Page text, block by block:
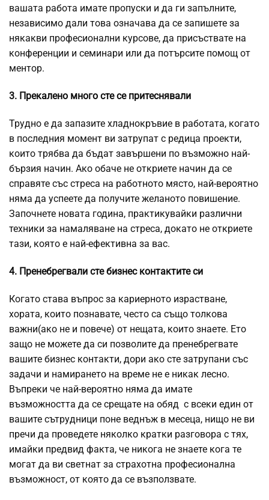
вашата работа имате пропуски и да ги запълните,
независимо дали това означава да се запишете за
някакви професионални курсове, да присъствате на
конференции и семинари или да потърсите помощ от
ментор.
3. Прекалено много сте се притеснявали
Трудно е да запазите хладнокръвие в работата, когато
в последния момент ви затрупат с редица проекти,
които трябва да бъдат завършени по възможно най-
бързия начин. Ако обаче не откриете начин да се
справяте със стреса на работното място, най-вероятно
няма да успеете да получите желаното повишение.
Започнете новата година, практикувайки различни
техники за намаляване на стреса, докато не откриете
тази, която е най-ефективна за вас.
4. Пренебрегвали сте бизнес контактите си
Когато става въпрос за кариерното израстване,
хората, които познавате, често са също толкова
важни(ако не и повече) от нещата, които знаете. Ето
защо не можете да си позволите да пренебрегвате
вашите бизнес контакти, дори ако сте затрупани със
задачи и намирането на време не е никак лесно.
Въпреки че най-вероятно няма да имате
възможността да се срещате на обяд с всеки един от
вашите сътрудници поне веднъж в месеца, нищо не ви
пречи да проведете няколко кратки разговора с тях,
имайки предвид факта, че никога не знаете кога те
могат да ви светнат за страхотна професионална
възможност, от която да се възползвате.